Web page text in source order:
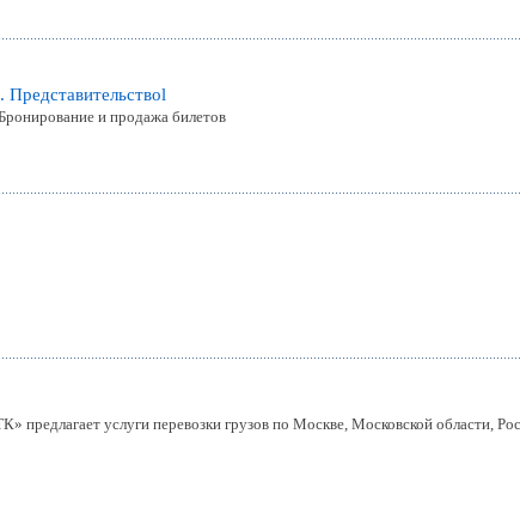
Представительствоl
и продажа билетов
предлагает услуги перевозки грузов по Москве, Московской области,